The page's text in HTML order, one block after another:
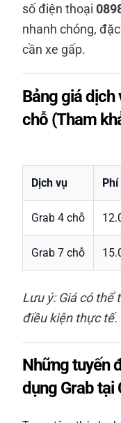
số điện thoại
nhanh chóng,
cần xe gấp.
Bảng giá dịch
chỗ (Tham
Dịch vụ
Grab 4 chỗ
Grab 7 chỗ
Lưu ý: Giá có thể
điều kiện thực tế.
Những tuyến
dụng Grab tại